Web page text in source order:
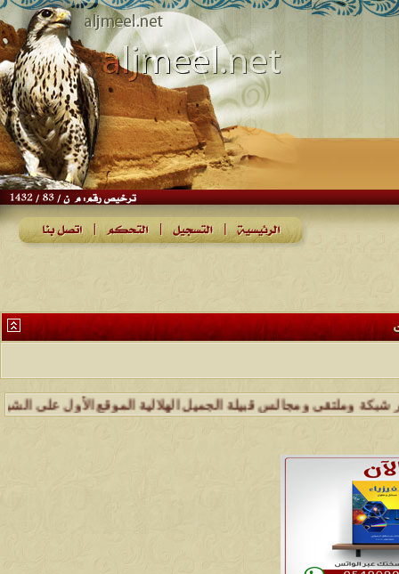
وملتقى ومجالس قبيلة الجميل الهلالية الموقع الأول على الشبكة